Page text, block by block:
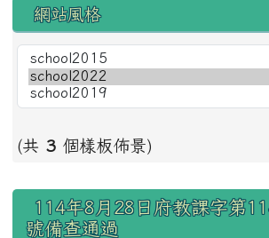
網站風格
(共 3 個樣板佈景)
右邊區域內容
114年8月28日府教課字第
號備查通過